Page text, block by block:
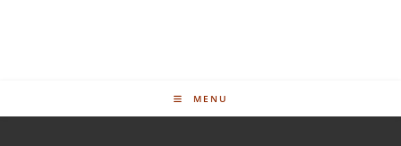
MENU